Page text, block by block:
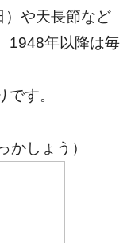
）や天長節など
1948年以降は毎
す。
かしょう）